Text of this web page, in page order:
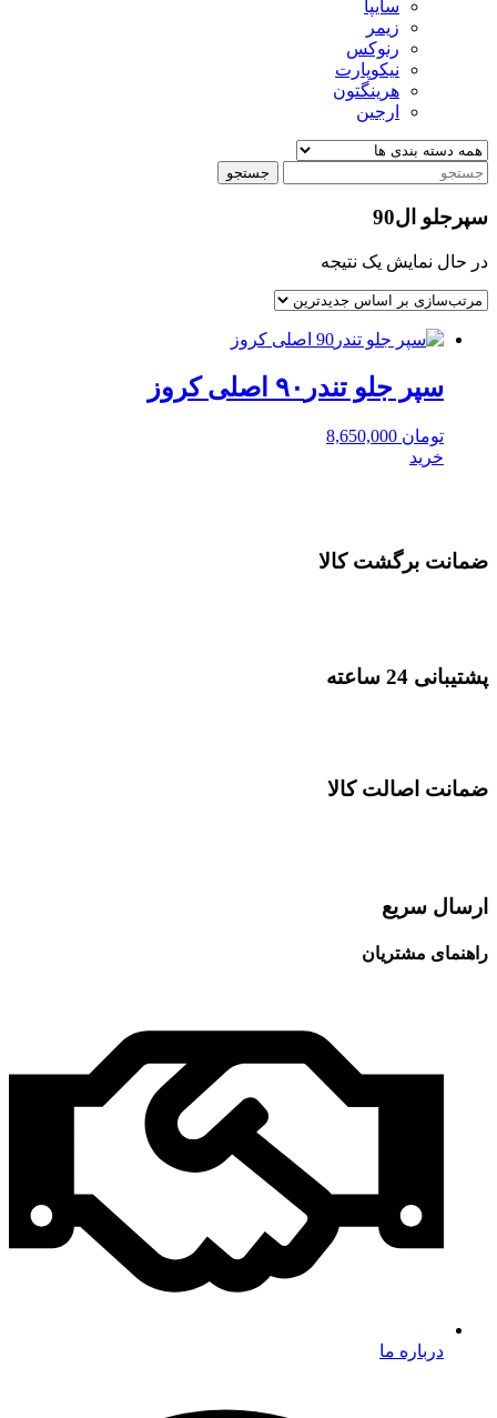
سایپا
زیمر
رنوکس
نیکوپارت
هرینگتون
ارجین
جستجو
سپرجلو ال90
در حال نمایش یک نتیجه
سپر جلو تندر۹۰ اصلی کروز
تومان
خرید
ضمانت برگشت کالا
پشتیبانی 24 ساعته
ضمانت اصالت کالا
ارسال سریع
راهنمای مشتریان
درباره ما